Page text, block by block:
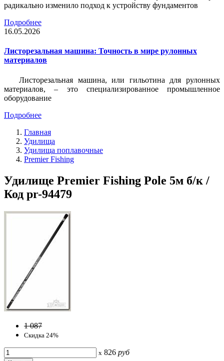
радикально изменило подход к устройству фундаментов
Подробнее
16.05.2026
Листорезальная машина: Точность в мире рулонных
материалов
Листорезальная машина, или гильотина для рулонных
материалов, – это специализированное промышленное
оборудование
Подробнее
Главная
Удилища
Удилища поплавочные
Premier Fishing
Удилище Premier Fishing Pole 5м б/к /
Код pr-94479
1 087
Скидка 24%
x 826 руб